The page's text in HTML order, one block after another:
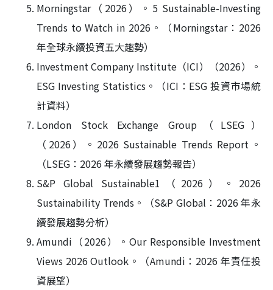
Morningstar（2026）。5 Sustainable-Investing
Trends to Watch in 2026。（Morningstar：2026
年全球永續投資五大趨勢）
Investment Company Institute（ICI）（2026）。
ESG Investing Statistics。（ICI：ESG 投資市場統
計資料）
London Stock Exchange Group（LSEG）
（2026）。2026 Sustainable Trends Report。
（LSEG：2026 年永續發展趨勢報告）
S&P Global Sustainable1（2026）。2026
Sustainability Trends。（S&P Global：2026 年永
續發展趨勢分析）
Amundi（2026）。Our Responsible Investment
Views 2026 Outlook。（Amundi：2026 年責任投
資展望）